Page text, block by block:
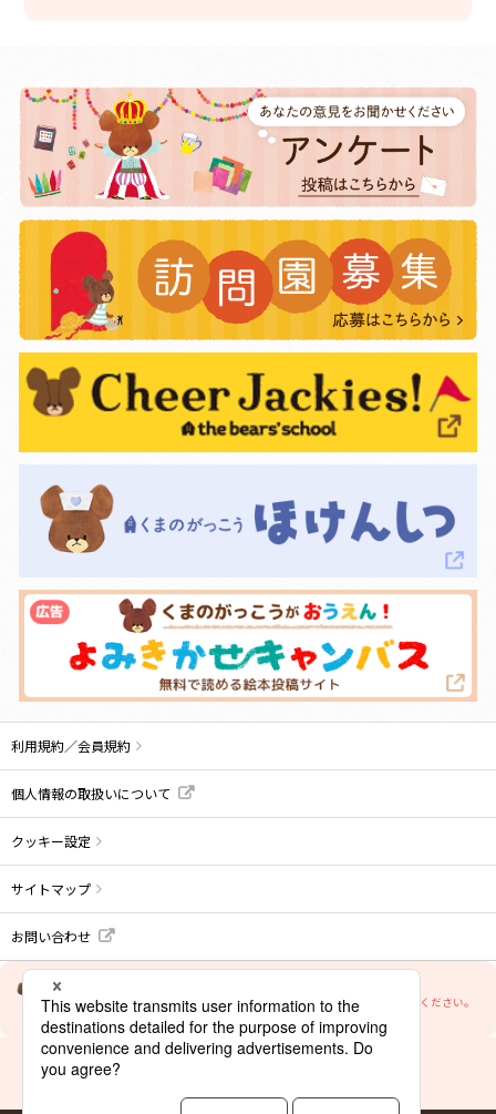
利用規約／会員規約
個人情報の取扱いについて
クッキー設定
サイトマップ
お問い合わせ
当サイトの文章・画像等の内容の無断転載及び複製等の行為はご遠慮ください。